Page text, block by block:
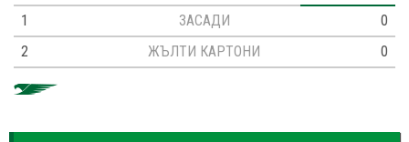
1
ЗАСАДИ
0
2
ЖЪЛТИ КАРТОНИ 0